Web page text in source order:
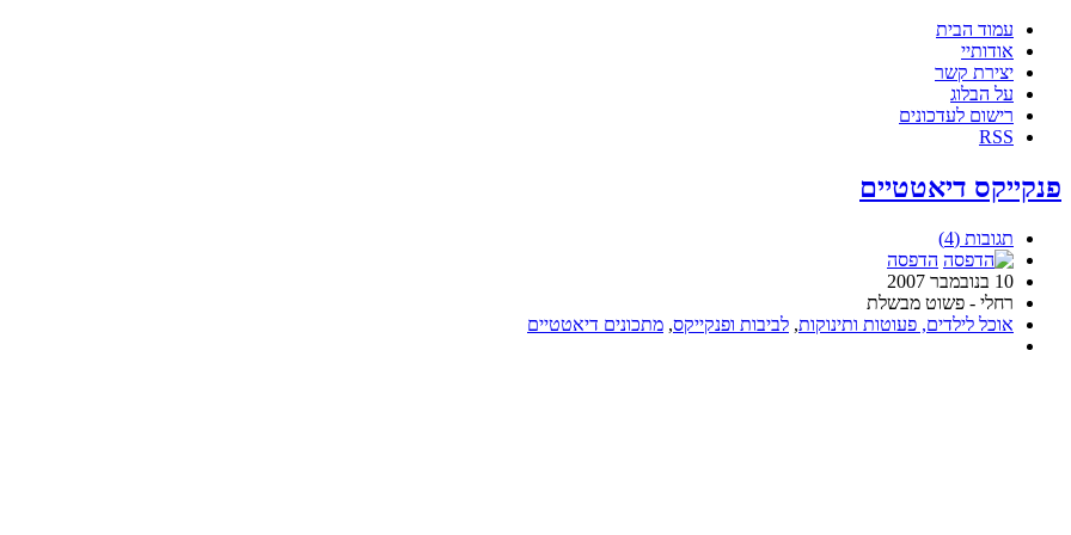
עמוד הבית
אודותיי
יצירת קשר
על הבלוג
רישום לעדכונים
RSS
פנקייקס דיאטטיים
תגובות (4)
הדפסה
10 בנובמבר 2007
רחלי - פשוט מבשלת
אוכל לילדים, פעוטות ותינוקות, לביבות ופנקייקס, מתכונים דיאטטיים